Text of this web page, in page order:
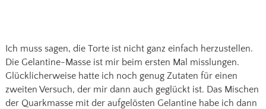
Ich muss sagen, die Torte ist nicht ganz einfach herzustellen.
Die Gelantine-Masse ist mir beim ersten Mal misslungen.
Glücklicherweise hatte ich noch genug Zutaten für einen
zweiten Versuch, der mir dann auch geglückt ist. Das Mischen
der Quarkmasse mit der aufgelösten Gelantine habe ich dann